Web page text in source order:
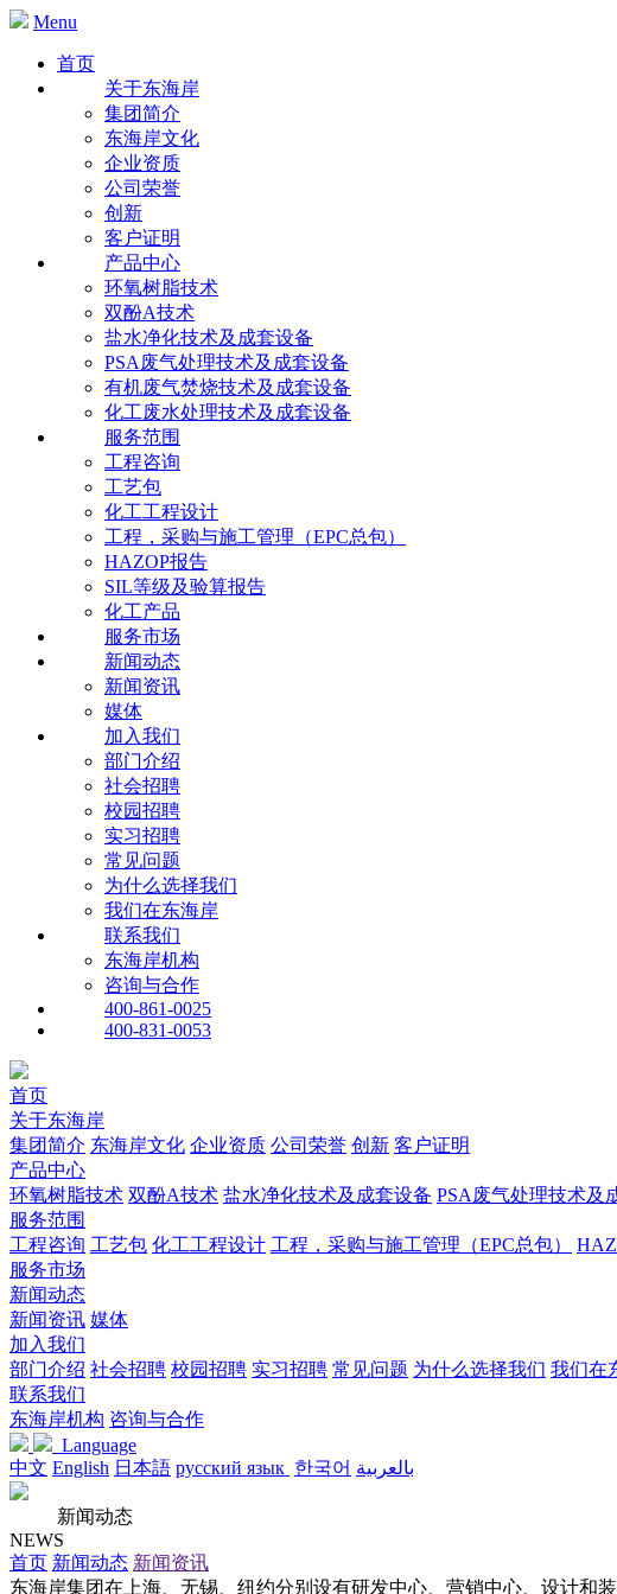
Menu
首页
关于东海岸
集团简介
东海岸文化
企业资质
公司荣誉
创新
客户证明
产品中心
环氧树脂技术
双酚A技术
盐水净化技术及成套设备
PSA废气处理技术及成套设备
有机废气焚烧技术及成套设备
化工废水处理技术及成套设备
服务范围
工程咨询
工艺包
化工工程设计
工程，采购与施工管理（EPC总包）
HAZOP报告
SIL等级及验算报告
化工产品
服务市场
新闻动态
新闻资讯
媒体
加入我们
部门介绍
社会招聘
校园招聘
实习招聘
常见问题
为什么选择我们
我们在东海岸
联系我们
东海岸机构
咨询与合作
400-861-0025
400-831-0053
首页
关于东海岸
集团简介 东海岸文化 企业资质 公司荣誉 创新 客户证明
产品中心
环氧树脂技术 双酚A技术 盐水净化技术及成套设备 PSA废气处理技术及
服务范围
工程咨询 工艺包 化工工程设计 工程，采购与施工管理（EPC总包）
服务市场
新闻动态
新闻资讯 媒体
加入我们
部门介绍 社会招聘 校园招聘 实习招聘 常见问题 为什么选择我们 我们在
联系我们
东海岸机构 咨询与合作
Language
中文 English 日本語 русский язык 한국어 بالعربية
新闻动态
NEWS
首页 新闻动态 新闻资讯
东海岸集团在上海、无锡、纽约分别设有研发中心、营销中心、设计和